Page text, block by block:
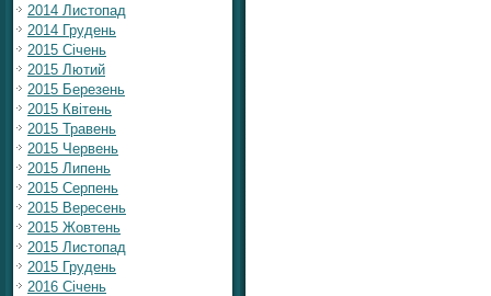
2014 Листопад
2014 Грудень
2015 Січень
2015 Лютий
2015 Березень
2015 Квітень
2015 Травень
2015 Червень
2015 Липень
2015 Серпень
2015 Вересень
2015 Жовтень
2015 Листопад
2015 Грудень
2016 Січень